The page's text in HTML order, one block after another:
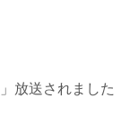
放送されました